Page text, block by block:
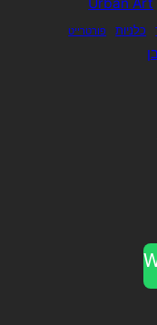
כלניות
פורטרייט